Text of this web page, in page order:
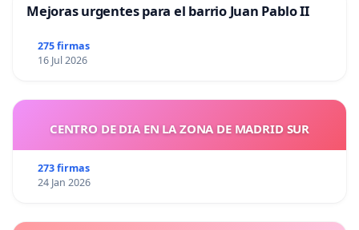
Mejoras urgentes para el barrio Juan Pablo II
275 firmas
16 Jul 2026
CENTRO DE DIA EN LA ZONA DE MADRID SUR
273 firmas
24 Jan 2026